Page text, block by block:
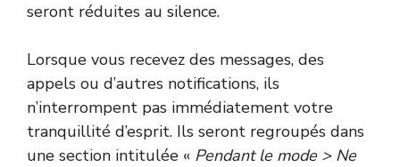
seront réduites au silence.
Lorsque vous recevez des messages, des
appels ou d’autres notifications, ils
n’interrompent pas immédiatement votre
tranquillité d’esprit. Ils seront regroupés dans
une section intitulée « Pendant le mode > Ne